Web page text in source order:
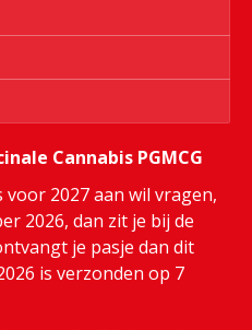
Cannabis PGMCG
2027 aan wil vragen,
2026, dan zit je bij de
je pasje dan dit
is verzonden op 7